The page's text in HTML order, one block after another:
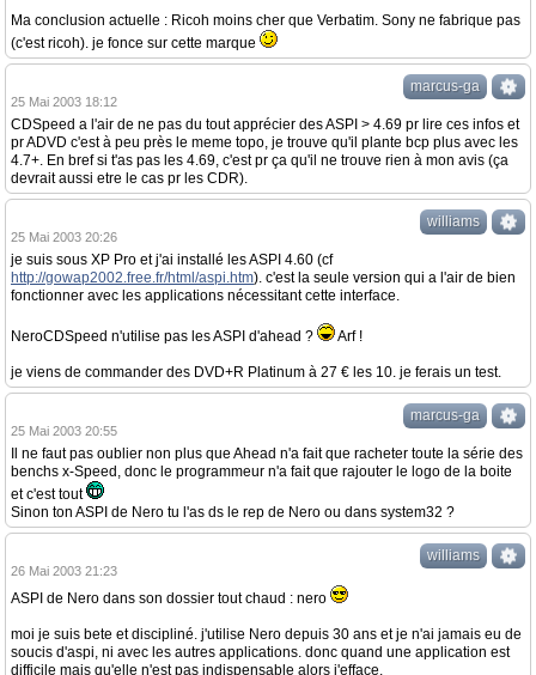
Ma conclusion actuelle : Ricoh moins cher que Verbatim. Sony ne fabrique pas
(c'est ricoh). je fonce sur cette marque
marcus-ga
25 Mai 2003 18:12
CDSpeed a l'air de ne pas du tout apprécier des ASPI > 4.69 pr lire ces infos et
pr ADVD c'est à peu près le meme topo, je trouve qu'il plante bcp plus avec les
4.7+. En bref si t'as pas les 4.69, c'est pr ça qu'il ne trouve rien à mon avis (ça
devrait aussi etre le cas pr les CDR).
williams
25 Mai 2003 20:26
je suis sous XP Pro et j'ai installé les ASPI 4.60 (cf
http://gowap2002.free.fr/html/aspi.htm). c'est la seule version qui a l'air de bien
fonctionner avec les applications nécessitant cette interface.
NeroCDSpeed n'utilise pas les ASPI d'ahead ? Arf !
je viens de commander des DVD+R Platinum à 27 € les 10. je ferais un test.
marcus-ga
25 Mai 2003 20:55
Il ne faut pas oublier non plus que Ahead n'a fait que racheter toute la série des
benchs x-Speed, donc le programmeur n'a fait que rajouter le logo de la boite
et c'est tout
Sinon ton ASPI de Nero tu l'as ds le rep de Nero ou dans system32 ?
williams
26 Mai 2003 21:23
ASPI de Nero dans son dossier tout chaud : nero
moi je suis bete et discipliné. j'utilise Nero depuis 30 ans et je n'ai jamais eu de
soucis d'aspi, ni avec les autres applications. donc quand une application est
difficile mais qu'elle n'est pas indispensable alors j'efface.